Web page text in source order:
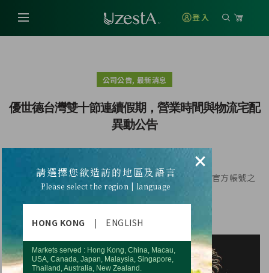
登入
公司公告, 最新消息
優世德台灣雙十節連續假期，營業時間與物流宅配
異動公告
適逢雙十節假期連續假期，優世德台北辦公室及LINE官方帳號之
營業時間及物流宅配時間將有所調整
×
請選擇您欲造訪的地區及語言
Please select the region | language
HONG KONG | ENGLISH
Markets served : Hong Kong, China, Macau,
USA, Canada, Japan, Malaysia, Singapore,
Thailand, Australia, New Zealand.